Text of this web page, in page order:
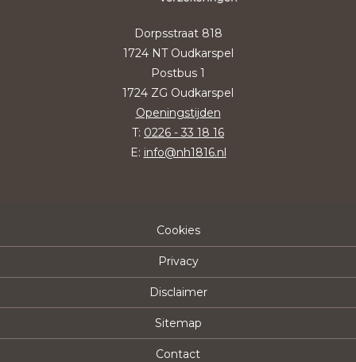
Dorpsstraat 818
1724 NT Oudkarspel
Postbus 1
1724 ZG Oudkarspel
Openingstijden
T: 0226 - 33 18 16
E: info@nh1816.nl
Cookies
Privacy
Disclaimer
Sitemap
Contact